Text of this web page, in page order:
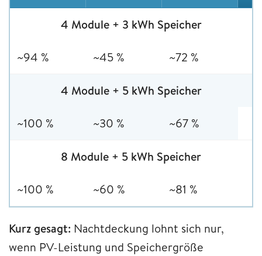
4 Module + 3 kWh Speicher
~94 % ~45 % ~72 %
4 Module + 5 kWh Speicher
~100 % ~30 % ~67 %
8 Module + 5 kWh Speicher
~100 % ~60 % ~81 %
Kurz gesagt: Nachtdeckung lohnt sich nur,
wenn PV-Leistung und Speichergröße